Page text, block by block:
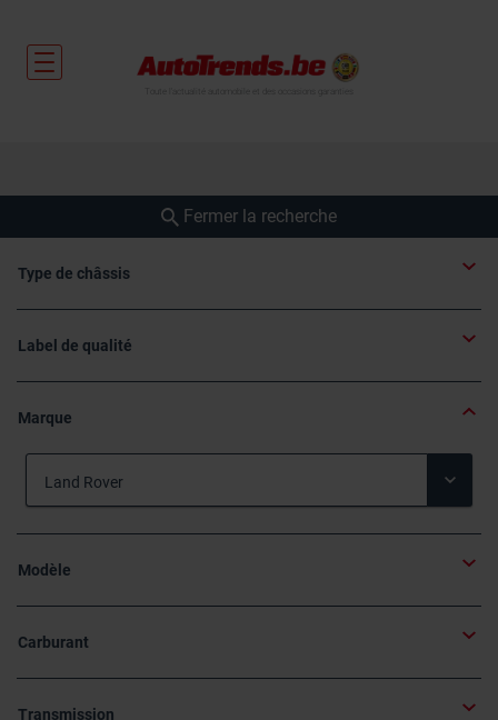
Fermer la recherche
Type de châssis
Label de qualité
Marque
Modèle
Carburant
Transmission